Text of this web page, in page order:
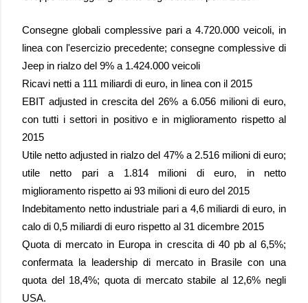
Consegne globali complessive pari a 4.720.000 veicoli, in
linea con l'esercizio precedente; consegne complessive di
Jeep in rialzo del 9% a 1.424.000 veicoli
Ricavi netti a 111 miliardi di euro, in linea con il 2015
EBIT adjusted in crescita del 26% a 6.056 milioni di euro,
con tutti i settori in positivo e in miglioramento rispetto al
2015
Utile netto adjusted in rialzo del 47% a 2.516 milioni di euro;
utile netto pari a 1.814 milioni di euro, in netto
miglioramento rispetto ai 93 milioni di euro del 2015
Indebitamento netto industriale pari a 4,6 miliardi di euro, in
calo di 0,5 miliardi di euro rispetto al 31 dicembre 2015
Quota di mercato in Europa in crescita di 40 pb al 6,5%;
confermata la leadership di mercato in Brasile con una
quota del 18,4%; quota di mercato stabile al 12,6% negli
USA.